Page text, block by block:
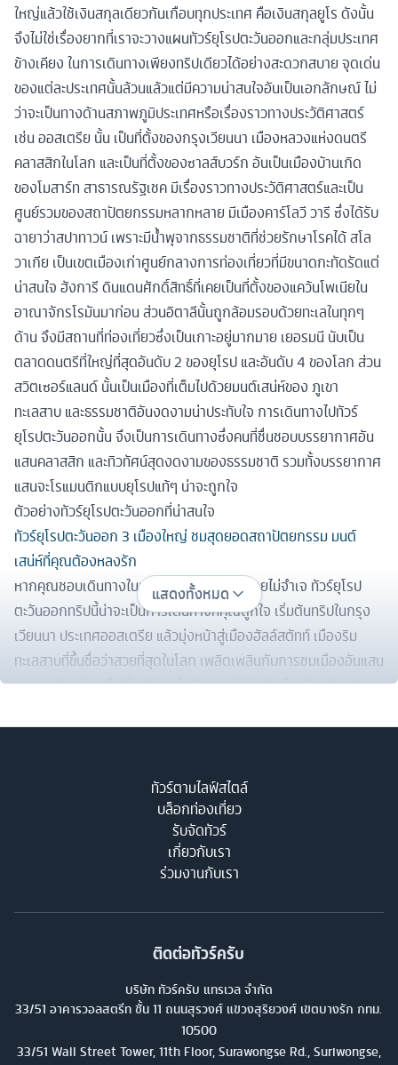
ใหญ่แล้วใช้เงินสกุลเดียวกันเกือบทุกประเทศ คือเงินสกุลยูโร ดังนั้น
จึงไม่ใช่เรื่องยากที่เราจะวางแผนทัวร์ยุโรปตะวันออกและกลุ่มประเทศ
ข้างเคียง ในการเดินทางเพียงทริปเดียวได้อย่างสะดวกสบาย จุดเด่น
ของแต่ละประเทศนั้นล้วนแล้วแต่มีความน่าสนใจอันเป็นเอกลักษณ์ ไม่
ว่าจะเป็นทางด้านสภาพภูมิประเทศหรือเรื่องราวทางประวัติศาสตร์
เช่น ออสเตรีย นั้น เป็นที่ตั้งของกรุงเวียนนา เมืองหลวงแห่งดนตรี
คลาสสิกในโลก และเป็นที่ตั้งของซาลส์บวร์ก อันเป็นเมืองบ้านเกิด
ของโมสาร์ท สาธารณรัฐเชค มีเรื่องราวทางประวัติศาสตร์และเป็น
ศูนย์รวมของสถาปัตยกรรมหลากหลาย มีเมืองคาร์โลวี วารี ซึ่งได้รับ
ฉายาว่าสปาทาวน์ เพราะมีน้ำพุจากธรรมชาติที่ช่วยรักษาโรคได้ สโล
วาเกีย เป็นเขตเมืองเก่าศูนย์กลางการท่องเที่ยวที่มีขนาดกะทัดรัดแต่
น่าสนใจ ฮังการี ดินแดนศักดิ์สิทธิ์ที่เคยเป็นที่ตั้งของแคว้นโพเนียใน
อาณาจักรโรมันมาก่อน ส่วนอิตาลีนั้นถูกล้อมรอบด้วยทะเลในทุกๆ
ด้าน จึงมีสถานที่ท่องเที่ยวซึ่งเป็นเกาะอยู่มากมาย เยอรมนี นับเป็น
ตลาดดนตรีที่ใหญ่ที่สุดอันดับ 2 ของยุโรป และอันดับ 4 ของโลก ส่วน
สวิตเซอร์แลนด์ นั้นเป็นเมืองที่เต็มไปด้วยมนต์เสน่ห์ของ ภูเขา
ทะเลสาบ และธรรมชาติอันงดงามน่าประทับใจ การเดินทางไปทัวร์
ยุโรปตะวันออกนั้น จึงเป็นการเดินทางซึ่งคนที่ชื่นชอบบรรยากาศอัน
แสนคลาสสิก และทิวทัศน์สุดงดงามของธรรมชาติ รวมทั้งบรรยากาศ
แสนจะโรแมนติกแบบยุโรปแท้ๆ น่าจะถูกใจ
ตัวอย่างทัวร์ยุโรปตะวันออกที่น่าสนใจ
ทัวร์ยุโรปตะวันออก 3 เมืองใหญ่ ชมสุดยอดสถาปัตยกรรม มนต์
เสน่ห์ที่คุณต้องหลงรัก
หากคุณชอบเดินทางในบรรยากาศที่หลากหลายไม่จำเจ ทัวร์ยุโรป
ตะวันออกทริปนี้น่าจะเป็นการเดินทางที่คุณถูกใจ เริ่มต้นทริปในกรุง
เวียนนา ประเทศออสเตรีย แล้วมุ่งหน้าสู่เมืองฮัลล์สตัทท์ เมืองริม
ทะเลสาบที่ขึ้นชื่อว่าสวยที่สุดในโลก เพลิดเพลินกับการชมเมืองอันแสน
งดงามกันอย่างเต็มที่ แล้วข้ามไปยังซาลซ์บูร์ก อันเป็นเมืองบ้านเกิด
แล้วไปต่อกันที่กรุงปราก สาธารณรัฐเชค เดินเล่นชมทิวทัศน์บริเวณ
สะพานชาร์ลส์ โบสถ์พระแม่ และนาฬิกาดาราศาสตร์ จากนั้นไปชม
ปราสาทแห่งปรากซึ่งสร้างขึ้นตั้งแต่ศตวรรษที่ 9 แล้วไปสัมผัสความ
ยิ่งใหญ่ของมหาวิหาร เซนต์ วิตัส และพระราชวังหลวง พร้อมช้อปปิ้ง
ในย่านช่างทองโบราณ ก่อนเดินทางต่อไปยังกรุงบราติสลาว่า ชม
ปราสาทบนเนินเขาร็อกกี้ฮิลล์ จากนั้นมุ่งหน้าเข้าสู่กรุงเวียนนา โดย
พระราชวังเชินบรุนน์ พระราชวังฮอฟบวร์ก และมหาวิหารเซนต์สตีเฟ่น
ก่อนแวะให้สายช้อปปิ้งได้เลือกซื้อข้าวของกันต่อถนนคาร์ทเนอร์สตรีท
เป็นการปิดท้าย ทัวร์ยุโรปตะวันออกทริปนี้จะได้พบความสวยของ
สถาปัตยกรรมที่หลากหลายกันได้แบบเต็มๆ ตา
ทัวร์ยุโรปตะวันออก เชื่อมหลากหลายเมืองแลนมาร์ค สัมผัสความสวย
แสดงทั้งหมด
ทัวร์ตามไลฟ์สไตล์
บล็อกท่องเที่ยว
รับจัดทัวร์
เกี่ยวกับเรา
ร่วมงานกับเรา
ติดต่อทัวร์ครับ
บริษัท ทัวร์ครับ แทรเวล จำกัด
33/51 อาคารวอลสตรีท ชั้น 11 ถนนสุรวงศ์ แขวงสุริยวงศ์ เขตบางรัก กทม.
10500
33/51 Wall Street Tower, 11th Floor, Surawongse Rd., Suriwongse,